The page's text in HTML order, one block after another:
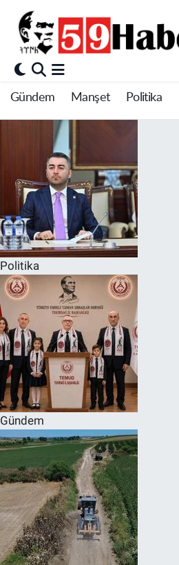
Gündem Manşet Politika
Politika
Gündem